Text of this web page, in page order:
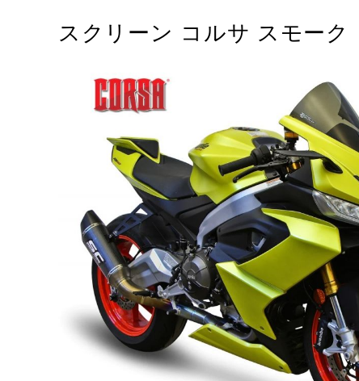
スクリーン コルサ スモーク